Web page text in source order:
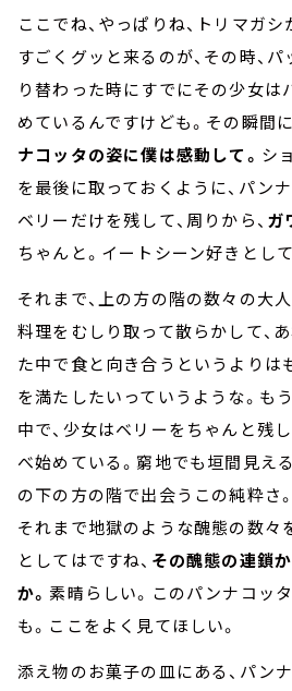
ここでね、やっぱりね、トリマガ
すごくグッと来るのが、その時、
り替わった時にすでにその少女は
めているんですけども。その瞬間
ナコッタの姿に僕は感動して。 シ
を最後に取っておくように、パン
ベリーだけを残して、周りから、 ガ
ちゃんと。イートシーン好きとし
それまで、上の方の階の数々の大
料理をむしり取って散らかして、
た中で食と向き合うというよりは
を満たしたいっていうような。も
中で、少女はベリーをちゃんと残
べ始めている。窮地でも垣間見え
の下の方の階で出会うこの純粋さ
それまで地獄のような醜態の数々
としてはですね、 その醜態の連鎖
か。 素晴らしい。このパンナコッ
も。ここをよく見てほしい。
添え物のお菓子の皿にある、パン